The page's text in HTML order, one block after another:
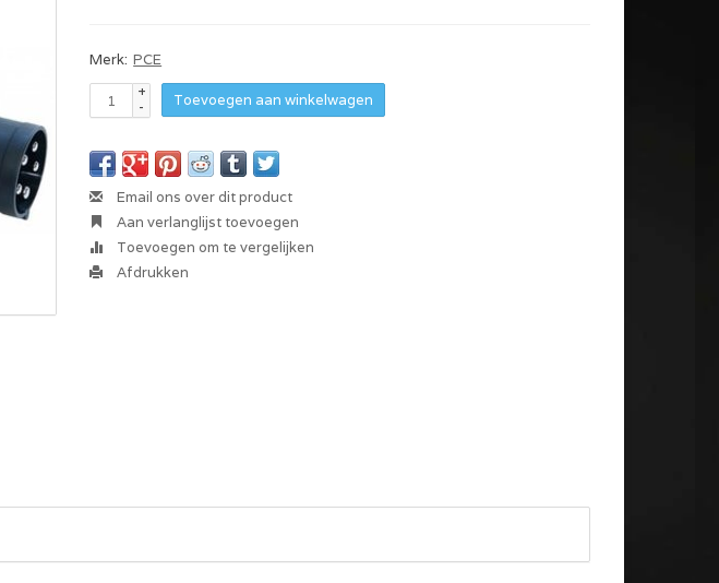
Merk: PCE
+
-
Toevoegen aan winkelwagen
Email ons over dit product
Aan verlanglijst toevoegen
Toevoegen om te vergelijken
Afdrukken